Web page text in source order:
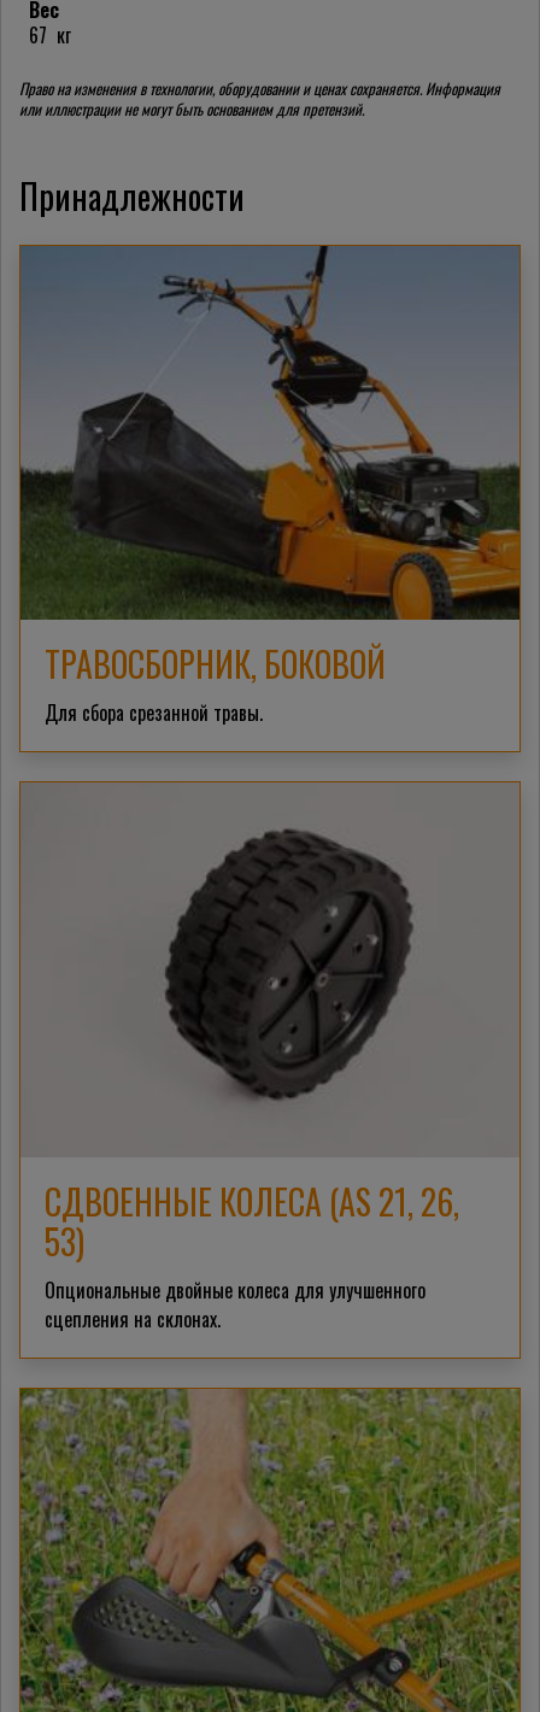
Вес
67 кг
Право на изменения в технологии, оборудовании и ценах сохраняется. Информация
или иллюстрации не могут быть основанием для претензий.
Принадлежности
ТРАВОСБОРНИК, БОКОВОЙ
Для сбора срезанной травы.
СДВОЕННЫЕ КОЛЕСА (AS 21, 26,
53)
Опциональные двойные колеса для улучшенного
сцепления на склонах.